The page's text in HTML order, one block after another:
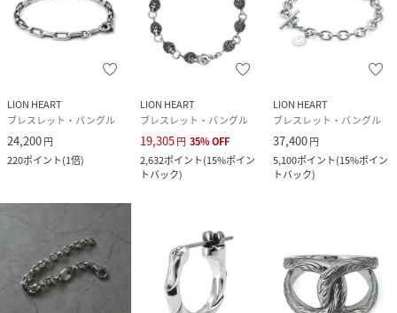
が好むヘビーウェイトでクラシカルなスタイルを完成させる
重要なアイテム。
圧倒的な存在感を身に着けて、百獣の王の力と誇りを手に入
【HOWL-ハウル-】
「ライオンの勇敢さと気高さ」を表現した、ブランドの代表
的なコレクション。
幅広い年代の男性に愛される、ライオンハートのロングセラ
【LIONHEART-ライオンハート-】
1996年から続くブランド。
ブランドコンセプトは『常に変化を恐れず新たな価値観をシ
ェアし続けるアクセサリーブランド。』
LION HEART
ブレスレット・バングル
24,200円
220ポイント(1倍)
LION HEART
ブレスレット・バングル
19,305円 35%OFF
2,632ポイント(15%ポイン
トバック)
LION HEART
ブレスレット・バングル
37,400円
5,100ポイント(15%ポイン
トバック)